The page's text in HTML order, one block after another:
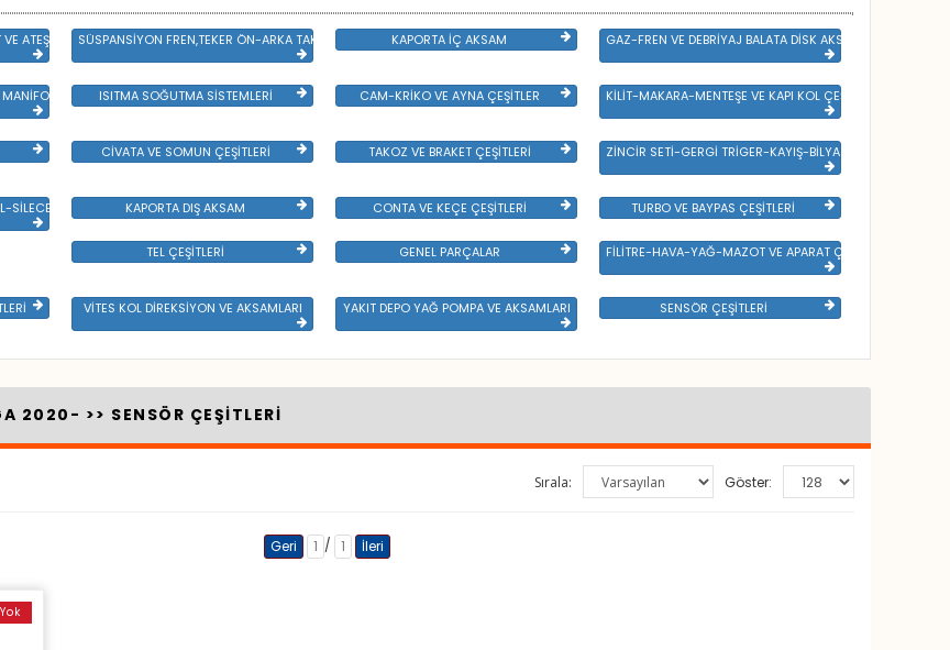
ATEŞLEME GRBSÜSPANSİYON FREN,TEKER ÖN-ARKA TAKIM VE YÜRÜYEN AKSAMLAR
KAPORTA İÇ AKSAM GAZ-FREN VE DEBRİYAJ BALATA DİSK AKSAMLARI
ISITMA SOĞUTMA SİSTEMLERİ CAM-KRİKO VE AYNA ÇEŞİTLER KİLİT-MAKARA-MENTEŞE VE KAPI KOL ÇEŞİTLERİ
CİVATA VE SOMUN ÇEŞİTLERİ TAKOZ VE BRAKET ÇEŞİTLERİ ZİNCİR SETİ-GERGİ TRİGER-KAYIŞ-BİLYA VE DEVİRDAİM
ÇEŞİTLERİ KAPORTA DIŞ AKSAM CONTA VE KEÇE ÇEŞİTLERİ TURBO VE BAYPAS ÇEŞİTLERİ
TEL ÇEŞİTLERİ GENEL PARÇALAR FİLİTRE-HAVA-YAĞ-MAZOT VE APARAT ÇEŞİTLERİ
VİTES KOL DİREKSİYON VE AKSAMLARI YAKIT DEPO YAĞ POMPA VE AKSAMLARI SENSÖR ÇEŞİTLERİ
2020- >> SENSÖR ÇEŞİTLERİ
Göster:
Sırala:
Geri 1 / 1 İleri